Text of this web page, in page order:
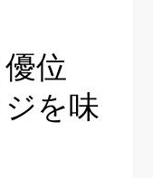
位
を味